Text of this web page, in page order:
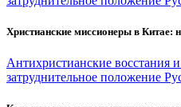
Христианские миссионеры в Китае:
Антихристианские восстания
затруднительное положение